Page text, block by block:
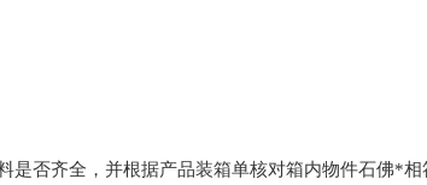
是否齐全，并根据产品装箱单核对箱内物件石佛*相